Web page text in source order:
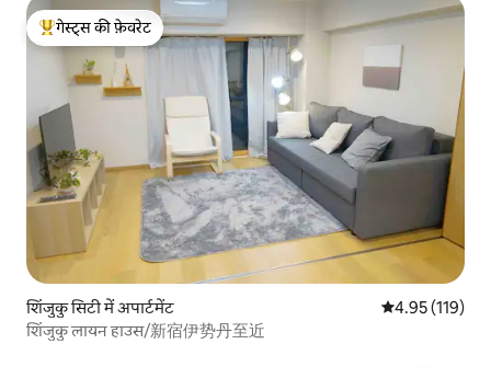
गेस्ट्स का टॉप फ़ेवरेट
गेस्ट्स की फ़ेवरेट
शिंजुकु सिटी में अपार्टमेंट औसत रेटिंग 5 में से
4.95 (119)
शिंजुकु लायन हाउस/新宿伊势丹至近